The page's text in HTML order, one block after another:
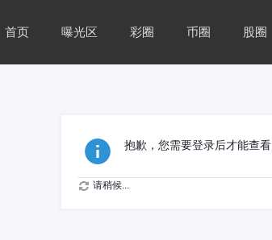
首页 曝光区 彩圈 币圈 股圈
抱歉，您需要登录后才能查看
请稍候...